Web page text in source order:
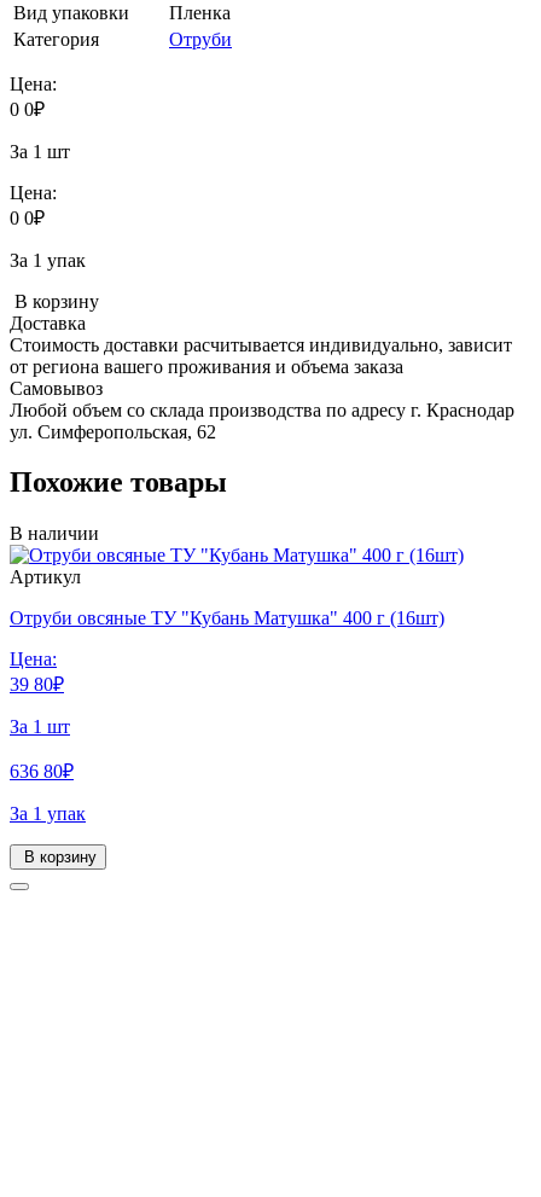
Вид упаковки
Пленка
Категория
Отруби
Цена:
0 0₽
За 1 шт
Цена:
0 0₽
За 1 упак
В корзину
Доставка
Стоимость доставки расчитывается индивидуально, зависит
от региона вашего проживания и объема заказа
Самовывоз
Любой объем со склада производства по адресу г. Краснодар
ул. Симферопольская, 62
Похожие товары
В наличии
Артикул
Отруби овсяные ТУ "Кубань Матушка" 400 г (16шт)
Цена:
39 80₽
За 1 шт
636 80₽
За 1 упак
В корзину